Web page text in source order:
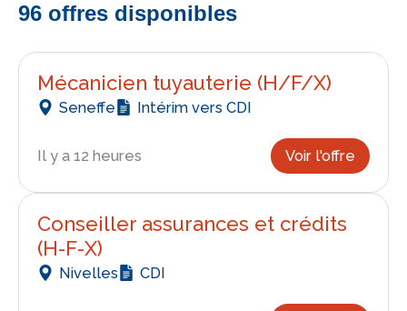
96 offres disponibles
Mécanicien tuyauterie (H/F/X)
Seneffe Intérim vers CDI
Il y a 12 heures Voir l'offre
Conseiller assurances et crédits
(H-F-X)
Nivelles CDI